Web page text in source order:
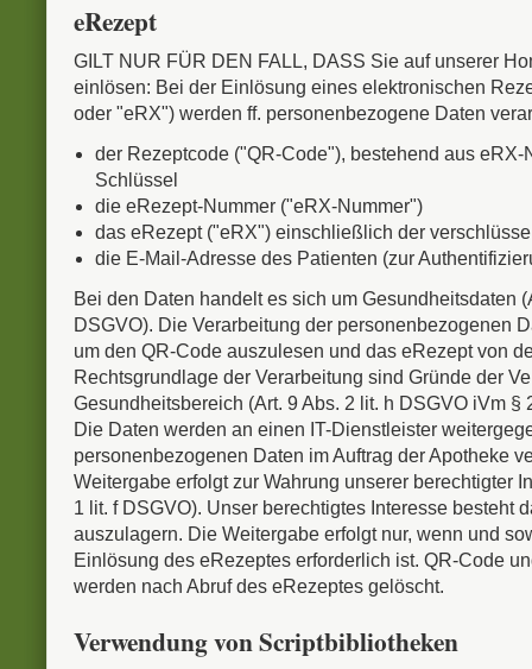
eRezept
GILT NUR FÜR DEN FALL, DASS Sie auf unserer
einlösen: Bei der Einlösung eines elektronischen
oder "eRX") werden ff. personenbezogene Daten
der Rezeptcode ("QR-Code"), bestehend aus eRX-
Schlüssel
die eRezept-Nummer ("eRX-Nummer")
das eRezept ("eRX") einschließlich der
die E-Mail-Adresse des Patienten (zur
Bei den Daten handelt es sich um Gesundheitsdaten
DSGVO). Die Verarbeitung der personenbezogenen
um den QR-Code auszulesen und das eRezept von
Rechtsgrundlage der Verarbeitung sind Gründe der
Gesundheitsbereich (Art. 9 Abs. 2 lit. h DSGVO iVm §
Die Daten werden an einen IT-Dienstleister
personenbezogenen Daten im Auftrag der Apotheke
Weitergabe erfolgt zur Wahrung unserer berechtigter
1 lit. f DSGVO). Unser berechtigtes Interesse besteht
auszulagern. Die Weitergabe erfolgt nur, wenn und
Einlösung des eRezeptes erforderlich ist. QR-Code
werden nach Abruf des eRezeptes gelöscht.
Verwendung von Scriptbibliotheken